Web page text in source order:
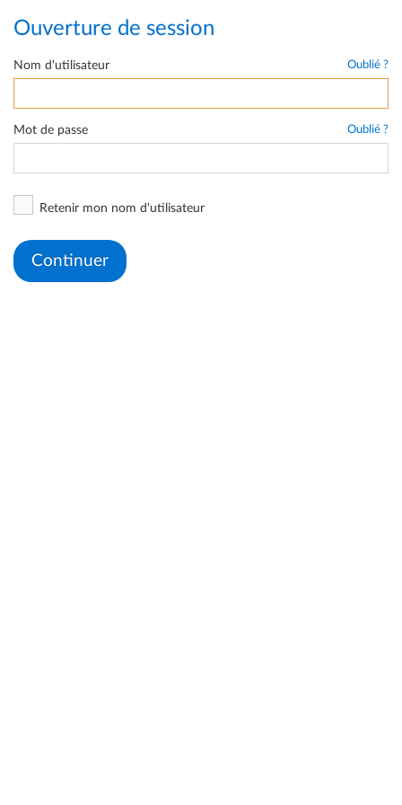
Ouverture de session
Nom d'utilisateur Oublié ?
Mot de passe Oublié ?
Retenir mon nom d'utilisateur